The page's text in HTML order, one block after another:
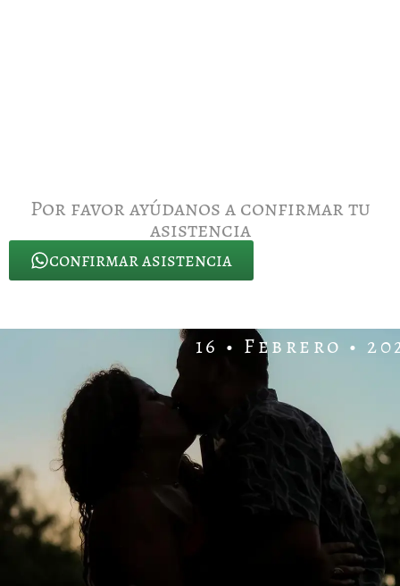
Por favor ayúdanos a confirmar tu
asistencia
confirmar asistencia
16 • Febrero •